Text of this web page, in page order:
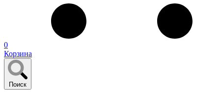
0
Корзина
Поиск